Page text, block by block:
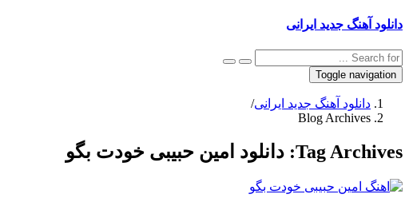
دانلود آهنگ جدید ایرانی
Toggle navigation
دانلود آهنگ جدید ایرانی/
Blog Archives
Tag Archives: دانلود امین حبیبی خودت بگو